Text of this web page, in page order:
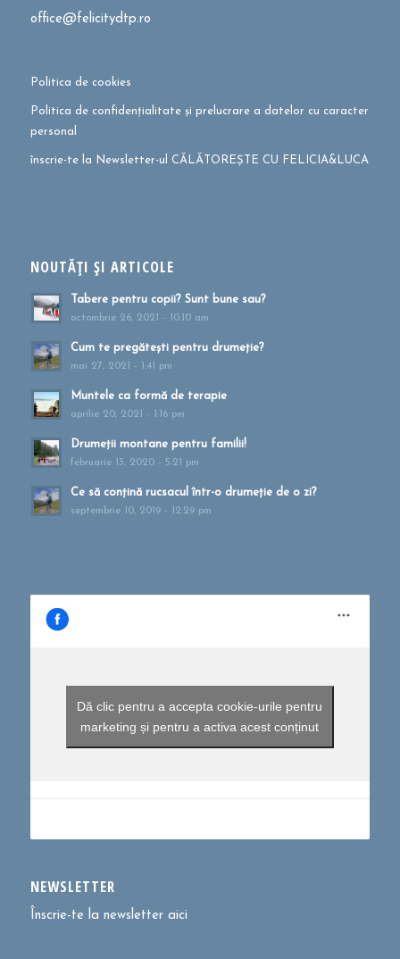
office@felicitydtp.ro
Politica de cookies
Politica de confidențialitate și prelucrare a datelor cu caracter
personal
înscrie-te la Newsletter-ul CĂLĂTOREȘTE CU FELICIA&LUCA
NOUTĂȚI ȘI ARTICOLE
Tabere pentru copii? Sunt bune sau?
octombrie 26, 2021 - 10:10 am
Cum te pregătești pentru drumeție?
mai 27, 2021 - 1:41 pm
Muntele ca formă de terapie
aprilie 20, 2021 - 1:16 pm
Drumeții montane pentru familii!
februarie 13, 2020 - 5:21 pm
Ce să conțină rucsacul într-o drumeție de o zi?
septembrie 10, 2019 - 12:29 pm
Dă clic pentru a accepta cookie-urile pentru
marketing și pentru a activa acest conținut
NEWSLETTER
Înscrie-te la newsletter aici